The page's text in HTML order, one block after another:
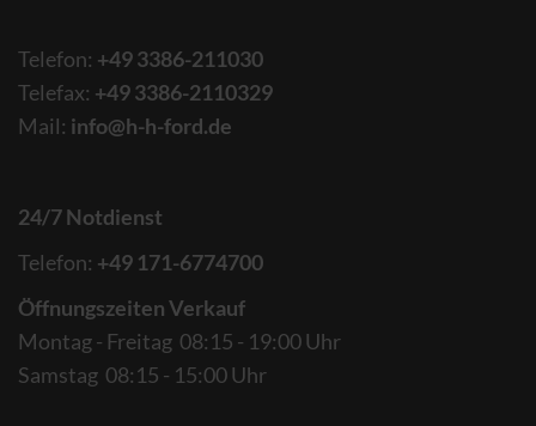
Telefon: +49 3386-211030
Telefax: +49 3386-2110329
Mail: info@h-h-ford.de
24/7 Notdienst
Telefon: +49 171-6774700
Öffnungszeiten Verkauf
Montag - Freitag 08:15 - 19:00 Uhr
Samstag 08:15 - 15:00 Uhr